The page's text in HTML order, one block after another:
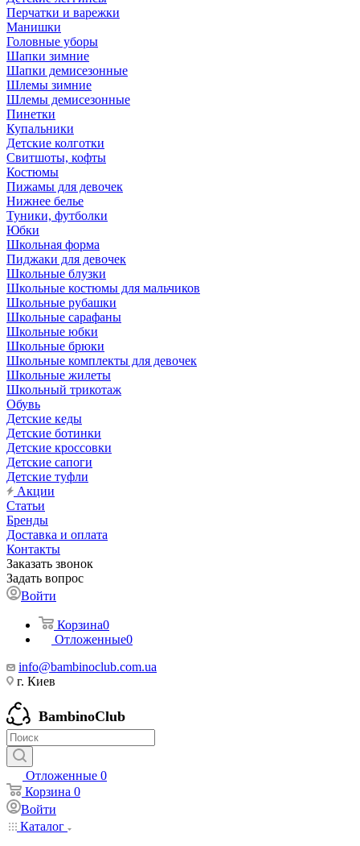
Перчатки и варежки
Манишки
Головные уборы
Шапки зимние
Шапки демисезонные
Шлемы зимние
Шлемы демисезонные
Пинетки
Купальники
Детские колготки
Свитшоты, кофты
Костюмы
Пижамы для девочек
Нижнее белье
Туники, футболки
Юбки
Школьная форма
Пиджаки для девочек
Школьные блузки
Школьные костюмы для мальчиков
Школьные рубашки
Школьные сарафаны
Школьные юбки
Школьные брюки
Школьные комплекты для девочек
Школьные жилеты
Школьный трикотаж
Обувь
Детские кеды
Детские ботинки
Детские кроссовки
Детские сапоги
Детские туфли
Акции
Статьи
Бренды
Доставка и оплата
Контакты
Заказать звонок
Задать вопрос
Войти
Корзина0
Отложенные0
info@bambinoclub.com.ua
г. Киев
BambinoClub
Отложенные 0
Корзина 0
Войти
Каталог